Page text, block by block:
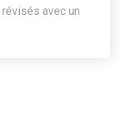
avec un